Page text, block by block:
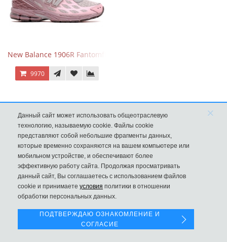
New Balance 1906R Fantomfit Ice Wine
9970
New Balance 530 Custom Pink Silver розовые
Данный сайт может использовать общеотраслевую
технологию, называемую cookie. Файлы cookie
представляют собой небольшие фрагменты данных,
которые временно сохраняются на вашем компьютере или
мобильном устройстве, и обеспечивают более
эффективную работу сайта. Продолжая просматривать
данный сайт, Вы соглашаетесь с использованием файлов
cookie и принимаете условия политики в отношении
обработки персональных данных.
×
ПОДТВЕРЖДАЮ ОЗНАКОМЛЕНИЕ И
СОГЛАСИЕ